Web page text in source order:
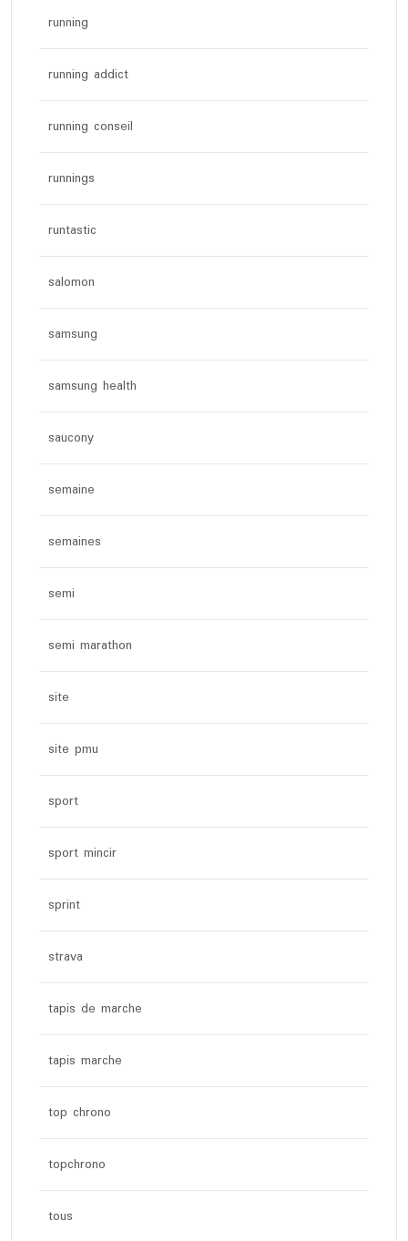
running
running addict
running conseil
runnings
runtastic
salomon
samsung
samsung health
saucony
semaine
semaines
semi
semi marathon
site
site pmu
sport
sport mincir
sprint
strava
tapis de marche
tapis marche
top chrono
topchrono
tous